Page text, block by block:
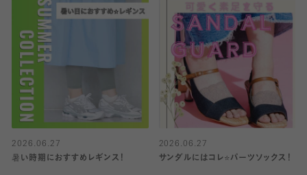
2026.06.27
暑い時期におすすめレギンス！
2026.06.27
サンダルにはコレ⭐️パーツソックス！